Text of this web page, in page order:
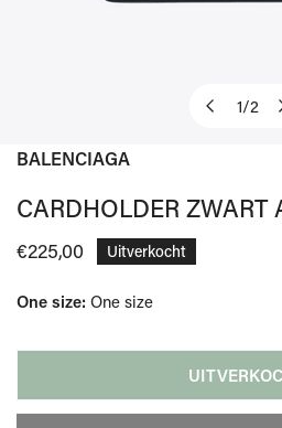
1/2
OPEN MEDIA IN GALERIJWEERGAVE
BALENCIAGA
CARDHOLDER ZWART
Normale
€225,00 Uitverkocht
One size: One size